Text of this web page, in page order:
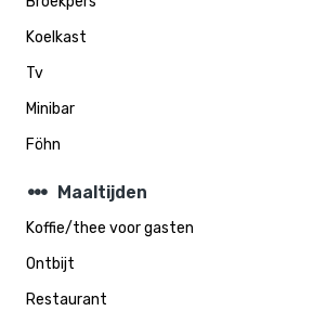
Koelkast
Tv
Minibar
Föhn
steppers Maaltijden
Koffie/thee voor gasten
Ontbijt
Restaurant